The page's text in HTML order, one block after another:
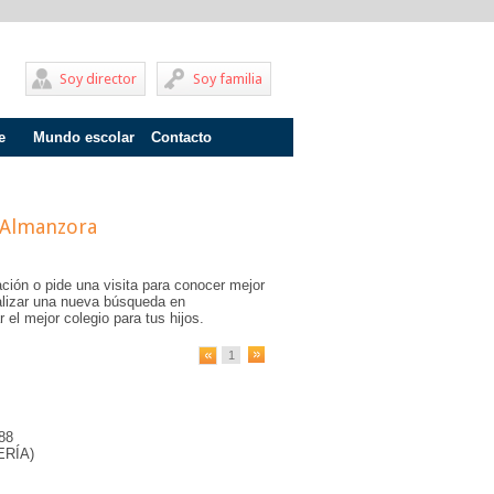
Soy familia
Soy director
Mundo escolar
Fracaso escolar
Acoso escolar
Infantil
Contacto
o pide una visita para conocer mejor
una nueva búsqueda en
el mejor colegio para tus hijos.
1